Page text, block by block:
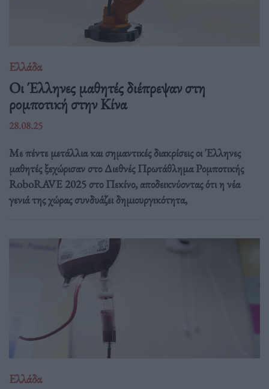
Ελλάδα
Οι Έλληνες μαθητές διέπρεψαν στη
ρομποτική στην Κίνα
28.08.25
Με πέντε μετάλλια και σημαντικές διακρίσεις οι Έλληνες
μαθητές ξεχώρισαν στο Διεθνές Πρωτάθλημα Ρομποτικής
RoboRAVE 2025 στο Πεκίνο, αποδεικνύοντας ότι η νέα
γενιά της χώρας συνδυάζει δημιουργικότητα,
Ελλάδα